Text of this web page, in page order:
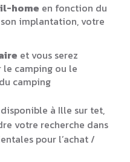
home en fonction du
implantation, votre
et vous serez
camping ou le
camping
à Ille sur tet,
votre recherche dans
pour l’achat /